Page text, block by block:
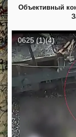
Объективный